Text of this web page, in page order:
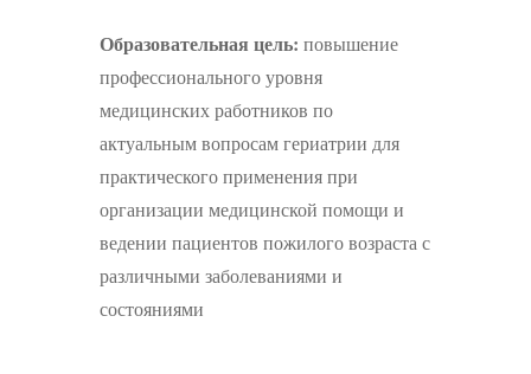
Образовательная цель: повышение
профессионального уровня
медицинских работников по
актуальным вопросам гериатрии для
практического применения при
организации медицинской помощи и
ведении пациентов пожилого возраста с
различными заболеваниями и
состояниями